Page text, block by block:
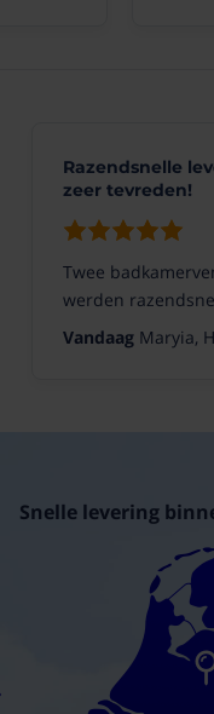
Razendsnelle
zeer tevreden!
Twee
werden
VandaagMaryia,
Snelle levering